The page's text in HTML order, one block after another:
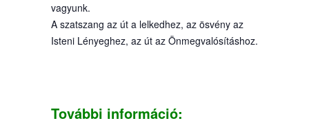
vagyunk.
A szatszang az út a lelkedhez, az ösvény az
Isteni Lényeghez, az út az Önmegvalósításhoz.
További információ: